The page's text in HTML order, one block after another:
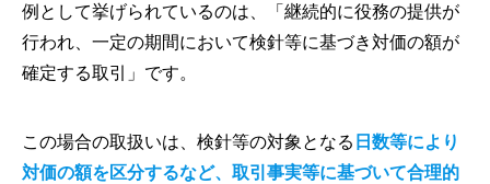
例として挙げられているのは、「継続的に役務の提供が
行われ、一定の期間において検針等に基づき対価の額が
確定する取引」です。
この場合の取扱いは、検針等の対象となる 日数等により
対価の額を区分するなど、取引事実等に基づいて合理的